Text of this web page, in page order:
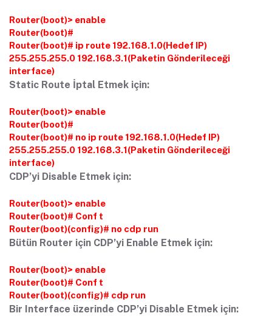
Router(boot)> enable
Router(boot)#
Router(boot)# ip route 192.168.1.0(Hedef IP)
255.255.255.0 192.168.3.1(Paketin Gönderileceği
interface)
Static Route İptal Etmek için:
Router(boot)> enable
Router(boot)#
Router(boot)# no ip route 192.168.1.0(Hedef IP)
255.255.255.0 192.168.3.1(Paketin Gönderileceği
interface)
CDP’yi Disable Etmek için:
Router(boot)> enable
Router(boot)# Conf t
Router(boot)(config)# no cdp run
Bütün Router için CDP’yi Enable Etmek için:
Router(boot)> enable
Router(boot)# Conf t
Router(boot)(config)# cdp run
Bir Interface üzerinde CDP’yi Disable Etmek için: